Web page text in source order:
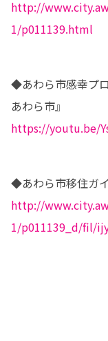
http://
1/p011139.html
◆あわら市感幸プ
https://youtu.be/
http://
1/p011139_d/fil/